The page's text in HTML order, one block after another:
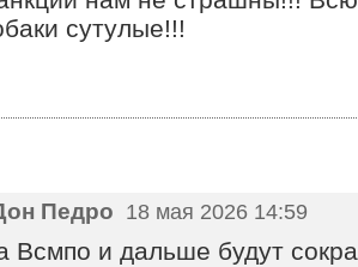
сутулые!!!
Педро 18 мая 2026 14:59
Всмпо и дальше будут